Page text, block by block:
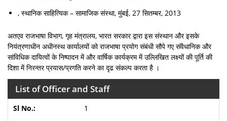
, स्थानिक साहित्यिक – सामाजिक संस्था, मुंबई, 27 सितम्बर, 2013
अतएव राजभाषा विभाग, गृह मंत्रालय, भारत सरकार द्वारा इस संस्थान और इसके
नियंत्रणाधीन अधीनस्थ कार्यालयों को राजभाषा प्रयोग संबंधी सौपे गए संवैधानिक और
सांविधिक दायित्वों के निष्पादन में और वार्षिक कार्यक्रम में उल्लिखित लक्ष्यों की पूर्ति की
दिशा में निरन्तर प्रयास/प्रगति करने का दृढ संकल्प करता है ।
List of Officer and Staff
1